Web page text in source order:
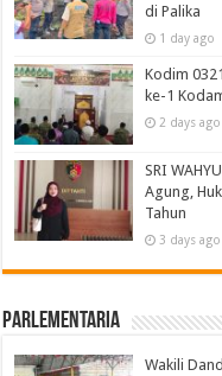
di Palika
1 day ago
Kodim
ke-1
2 days ago
SRI
Agung,
Tahun
3 days ago
Parlementaria
Wakili